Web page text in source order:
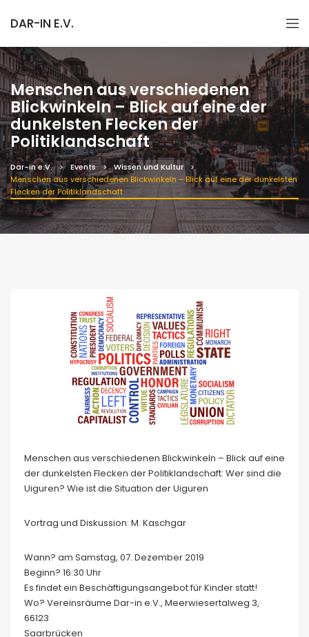
DAR-IN E.V.
Menschen aus verschiedenen
Blickwinkeln – Blick auf eine der
dunkelsten Flecken der
Politiklandschaft
Dar-in e.V. Events
Wissen und Kultur
Menschen aus verschiedenen Blickwinkeln – Blick auf eine der dunkelsten
Flecken der Politiklandschaft
Menschen aus verschiedenen Blickwinkeln – Blick auf eine
der dunkelsten Flecken der Politiklandschaft: Wer sind die
Uiguren? Wie ist die Situation der Uiguren
Vortrag und Diskussion: M. Kaschgar
Wann? am Samstag, 07. Dezember 2019
Beginn? 16:30 Uhr
Es findet ein Beschäftigungsangebot für Kinder statt!
Wo? Vereinsräume Dar-in e.V., Meerwiesertalweg 3,
66123
Saarbrücken